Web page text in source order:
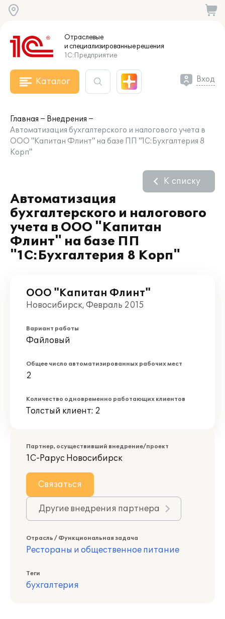
Отраслевые
и специализированныерешения
1С:Предприятие
Каталог Вход
Главная
Внедрения
Автоматизация бухгалтерского и налогового учета в
ООО "Капитан Флинт" на базе ПП "1С:Бухгалтерия 8
Корп"
Автоматизация
бухгалтерского и налогового
учета в ООО "Капитан
Флинт" на базе ПП
"1С:Бухгалтерия 8 Корп"
К списку
ООО "Капитан Флинт"
Новосибирск, Февраль 2015
Вариант работы
Файловый
Общее число автоматизированных рабочих мест
2
Количество одновременно работающих клиентов
Толстый клиент: 2
Партнер, осуществивший внедрение/проект
1С-Рарус Новосибирск
Связаться
Другие внедрения партнера
Отрасль / Функциональная задача
Рестораны и общественное питание
Теги
бухгалтерия